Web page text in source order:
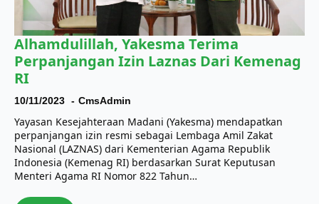
Alhamdulillah, Yakesma Terima
Perpanjangan Izin Laznas Dari Kemenag
RI
10/11/2023 CmsAdmin
Yayasan Kesejahteraan Madani (Yakesma) mendapatkan
perpanjangan izin resmi sebagai Lembaga Amil Zakat
Nasional (LAZNAS) dari Kementerian Agama Republik
Indonesia (Kemenag RI) berdasarkan Surat Keputusan
Menteri Agama RI Nomor 822 Tahun…